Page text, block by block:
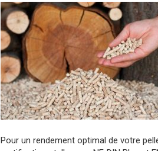
Pour un rendement optimal de votre